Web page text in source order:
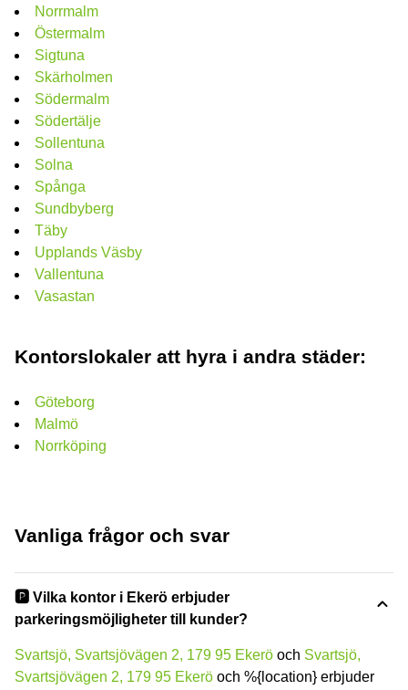
Norrmalm
Östermalm
Sigtuna
Skärholmen
Södermalm
Södertälje
Sollentuna
Solna
Spånga
Sundbyberg
Täby
Upplands Väsby
Vallentuna
Vasastan
Kontorslokaler att hyra i andra städer:
Göteborg
Malmö
Norrköping
Vanliga frågor och svar
🅿️ Vilka kontor i Ekerö erbjuder
parkeringsmöjligheter till kunder?
Svartsjö, Svartsjövägen 2, 179 95 Ekerö och Svartsjö,
Svartsjövägen 2, 179 95 Ekerö och %{location} erbjuder